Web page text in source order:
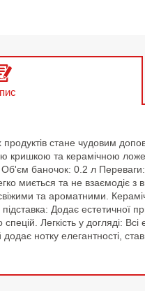
стане чудовим
кришкою та керамічною
баночок: 0.2 л Переваги:
миється та не взаємодіє
та ароматними.
Додає естетичної
спецій. Легкість у догляді:
нотку елегантності,